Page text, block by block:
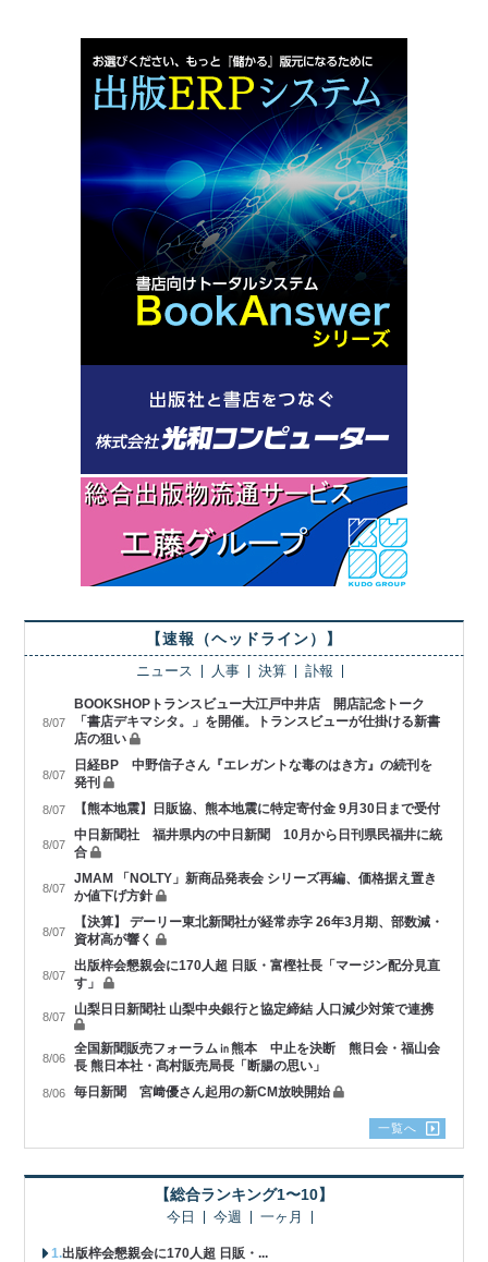
【速報（ヘッドライン）】
ニュース 人事 決算 訃報
8/07
BOOKSHOPトランスビュー大江戸中井店 開店記念トーク
「書店デキマシタ。」を開催。トランスビューが仕掛ける新書
店の狙い
8/07
日経BP 中野信子さん『エレガントな毒のはき方』の続刊を
発刊
8/07 【熊本地震】日販協、熊本地震に特定寄付金 9月30日まで受付
8/07
中日新聞社 福井県内の中日新聞 10月から日刊県民福井に統
合
8/07
JMAM 「NOLTY」新商品発表会 シリーズ再編、価格据え置き
か値下げ方針
8/07
【決算】 デーリー東北新聞社が経常赤字 26年3月期、部数減・
資材高が響く
8/07
出版梓会懇親会に170人超 日販・富樫社長「マージン配分見直
す」
8/07 山梨日日新聞社 山梨中央銀行と協定締結 人口減少対策で連携
8/06
全国新聞販売フォーラム㏌熊本 中止を決断 熊日会・福山会
長 熊日本社・髙村販売局長「断腸の思い」
8/06 毎日新聞 宮﨑優さん起用の新CM放映開始
一覧へ
【総合ランキング1〜10】
今日 今週 一ヶ月
出版梓会懇親会に170人超 日販・...